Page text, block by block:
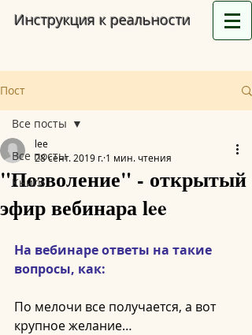
Инструкция к реальности
Пост
Все посты
Книги
Все посты
"Позволение" - открытый
эфир вебинара lee
lee
28 сент. 2019 г. 1 мин. чтения
На вебинаре ответы на такие
вопросы, как:
По мелочи все получается, а вот
крупное желание…